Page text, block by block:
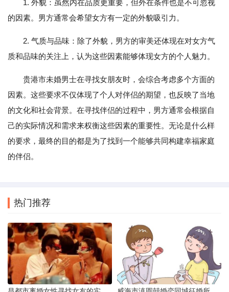
1. 外貌：虽然内在品质更重要，但外在条件也是不可忽视
的因素。男方通常会希望女方有一定的外貌吸引力。
2. 气质与品味：除了外貌，男方的审美还体现在对女方气
质和品味的关注上，认为这些因素能够体现女方的个人魅力。
贵港市未婚男士在寻找女朋友时，会综合考虑多个方面的
因素。这些要求不仅体现了个人对伴侣的期望，也反映了当地
的文化和社会背景。在寻找伴侣的过程中，男方通常会根据自
己的实际情况和需求来权衡这些因素的重要性。无论是什么样
的要求，最终的目的都是为了找到一个能够共同构建幸福家庭
的伴侣。
热门推荐